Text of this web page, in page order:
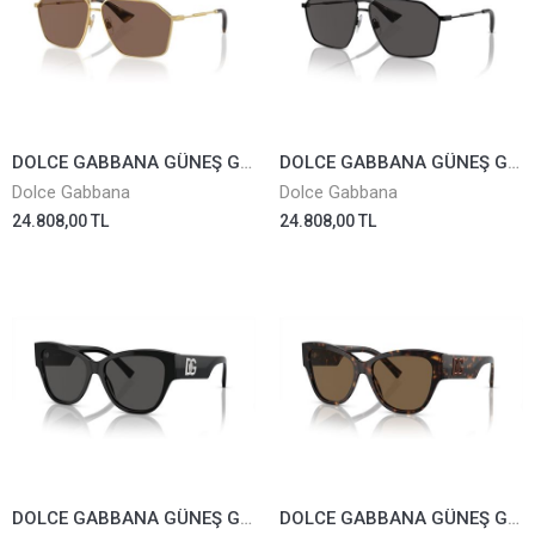
DOLCE GABBANA GÜNEŞ GÖZLÜĞÜ 2303-02/73
Dolce Gabbana
24.808,00 TL
DOLCE GABBANA GÜNEŞ GÖZLÜĞÜ 2303-01/87
Dolce Gabbana
24.808,00 TL
DOLCE GABBANA GÜNEŞ GÖZLÜĞÜ 4449-501/87 DOLCE GABBANA GÜNEŞ GÖZLÜĞÜ 4449-502/73